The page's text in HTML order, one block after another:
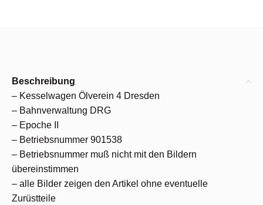
Beschreibung
– Kesselwagen Ölverein 4 Dresden
– Bahnverwaltung DRG
– Epoche II
– Betriebsnummer 901538
– Betriebsnummer muß nicht mit den Bildern
übereinstimmen
– alle Bilder zeigen den Artikel ohne eventuelle
Zurüstteile